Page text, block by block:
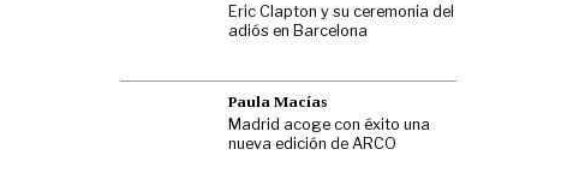
Eric Clapton y su ceremonia del
adiós en Barcelona
Paula Macías
Madrid acoge con éxito una
nueva edición de ARCO